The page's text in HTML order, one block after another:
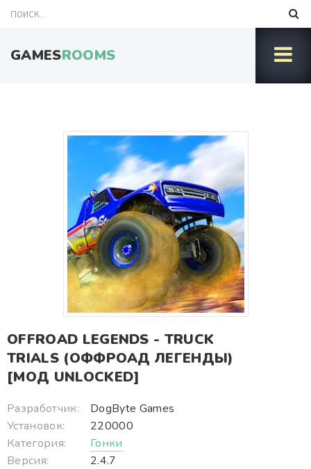
GAMESROOMS
OFFROAD LEGENDS - TRUCK
TRIALS (ОФФРОАД ЛЕГЕНДЫ)
[МОД UNLOCKED]
Разработчик:
DogByte Games
Установок:
220000
Категория:
Гонки
Версия:
2.4.7